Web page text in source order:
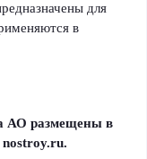
для
в
АО размещены в
nostroy.ru.